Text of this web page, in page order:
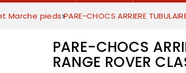
Marche pieds PARE-CHOCS ARRIERE
PARE-CHOCS
RANGE ROVER